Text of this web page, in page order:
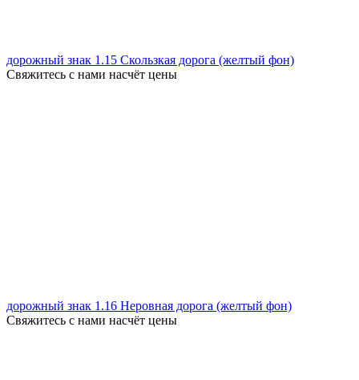
дорожный знак 1.15 Скользкая дорога (желтый фон)
Свяжитесь с нами насчёт цены
дорожный знак 1.16 Неровная дорога (желтый фон)
Свяжитесь с нами насчёт цены